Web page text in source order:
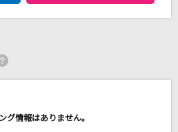
]
ールド